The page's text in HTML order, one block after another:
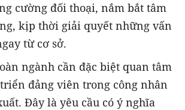
cường đối thoại, nắm bắt tâm
kịp thời giải quyết những vấn
từ cơ sở.
ngành cần đặc biệt quan tâm
đảng viên trong công nhân
Đây là yêu cầu có ý nghĩa